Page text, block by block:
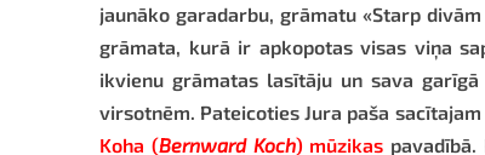
jaunāko garadarbu, grāmatu «Starp
grāmata, kurā ir apkopotas visas viņa
ikvienu grāmatas lasītāju un sava
virsotnēm. Pateicoties Jura paša
Koha (Bernward Koch) mūzikas